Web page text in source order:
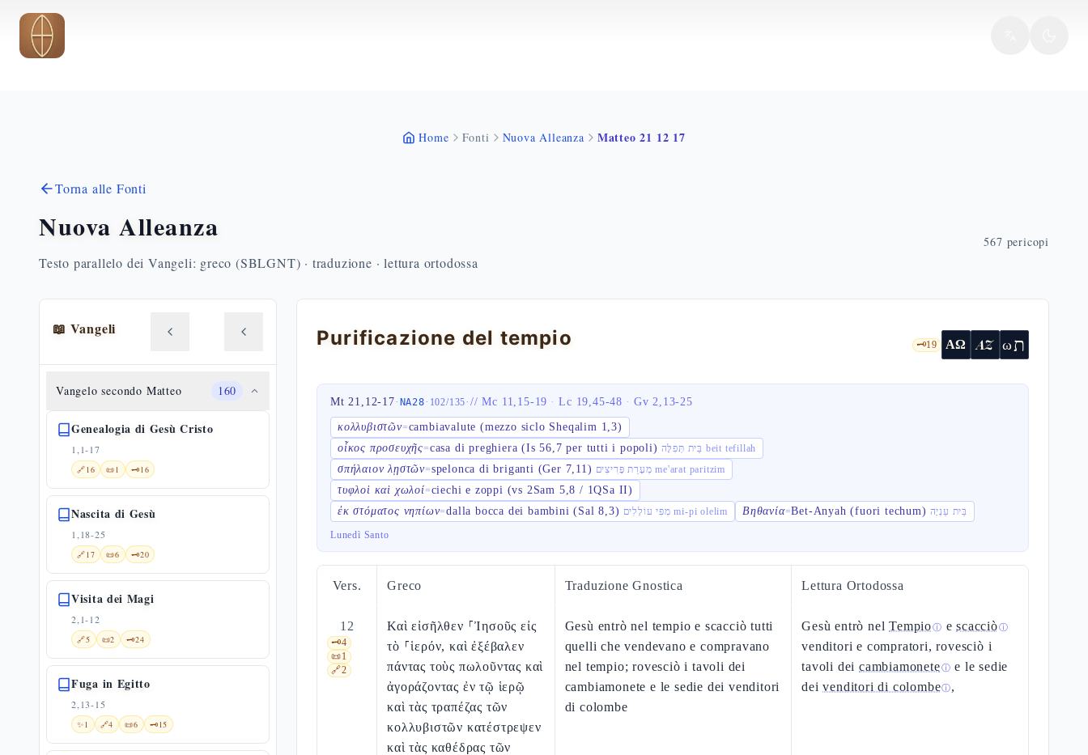
Vai al contenuto principale
Home Fonti Nuova Alleanza Matteo 21 12 17
Torna alle Fonti
Nuova Alleanza
Testo parallelo dei Vangeli: greco (SBLGNT) · traduzione · lettura ortodossa
567 pericopi
📖 Vangeli
Vangelo secondo Matteo 160
Genealogia di Gesù Cristo
1,1-17
🔗16 📜1 🗝️16
Nascita di Gesù
1,18-25
🔗17 📜6 🗝️20
Visita dei Magi
2,1-12
🔗5 📜2 🗝️24
Fuga in Egitto
2,13-15
✨1 🔗4 📜6 🗝️15
Purificazione del tempio 🗝️19 ΑΩ AZ ωת
Mt 21,12-17· NA28· 102/135·//Mc 11,15-19 · Lc 19,45-48 · Gv 2,13-25
κολλυβιστῶν=cambiavalute (mezzo siclo Sheqalim 1,3)
οἶκος προσευχῆς=casa di preghiera (Is 56,7 per tutti i popoli) בֵּית תְּפִלָּה beit tefillah
σπήλαιον λῃστῶν=spelonca di briganti (Ger 7,11) מְעָרַת פָּרִיצִים me'arat paritzim
τυφλοὶ καὶ χωλοί=ciechi e zoppi (vs 2Sam 5,8 / 1QSa II)
ἐκ στόματος νηπίων=dalla bocca dei bambini (Sal 8,3) מִפִּי עוֹלְלִים mi-pi olelim Βηθανία=Bet-Anyah (fuori techum) בֵּית עַנְיָה
Lunedì Santo
Vers. Greco Traduzione Gnostica Lettura Ortodossa
12
🗝️4
📜1
🔗2
Καὶ εἰσῆλθεν ⸀Ἰησοῦς εἰς
τὸ ⸀ἱερόν, καὶ ἐξέβαλεν
πάντας τοὺς πωλοῦντας καὶ
ἀγοράζοντας ἐν τῷ ἱερῷ
καὶ τὰς τραπέζας τῶν
κολλυβιστῶν κατέστρεψεν
καὶ τὰς καθέδρας τῶν
Gesù entrò nel tempio e scacciò tutti
quelli che vendevano e compravano
nel tempio; rovesciò i tavoli dei
cambiamonete e le sedie dei venditori
di colombe
Gesù entrò nelTempioⓘ escacciòⓘ
venditori e compratori, rovesciò i
tavoli deicambiamoneteⓘ e le sedie
deivenditori di colombeⓘ,